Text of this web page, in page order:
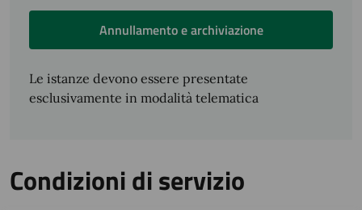
Annullamento e archiviazione
Le istanze devono essere presentate
esclusivamente in modalità telematica
Condizioni di servizio